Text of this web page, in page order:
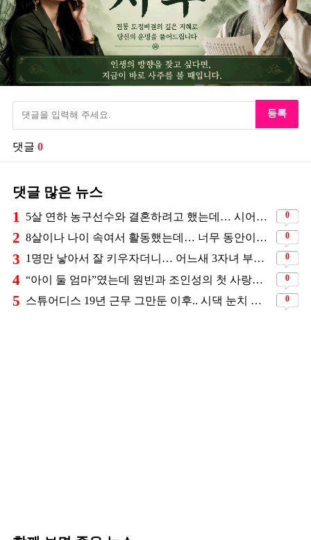
등록
댓글 0
댓글 많은 뉴스
1 5살 연하 농구선수와 결혼하려고 했는데… 시어머니의 결혼반대에 부딛혔던 아이돌 0
2 8살이나 나이 속여서 활동했는데… 너무 동안이라서 아무도 의심 안 했다는 배우 0
3 1명만 낳아서 잘 키우자더니… 어느새 3자녀 부모 된 스타커플 ❤️ 0
4 “아이 둘 엄마”였는데 원빈과 조인성의 첫 사랑이었던 배우 0
5 스튜어디스 19년 근무 그만둔 이후.. 시댁 눈치 보고 있다는 연예인의 아내 0